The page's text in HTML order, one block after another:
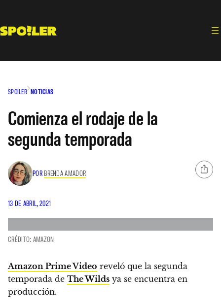
contenido
SPOILER NOTICIAS
Comienza el rodaje de la
segunda temporada
POR BRENDA AMADOR
13 DE ABRIL, 2021
CRÉDITO: AMAZON
Amazon Prime Video reveló que la segunda
temporada de The Wilds ya se encuentra en
producción.